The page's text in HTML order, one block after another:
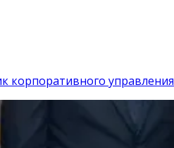
корпоративного управления